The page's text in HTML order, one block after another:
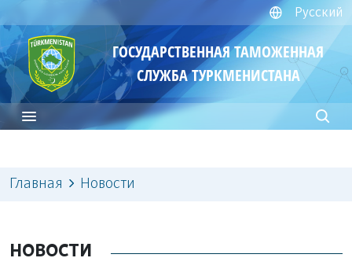
Русский
ГОСУДАРСТВЕННАЯ ТАМОЖЕННАЯ
СЛУЖБА ТУРКМЕНИСТАНА
Главная Новости
НОВОСТИ